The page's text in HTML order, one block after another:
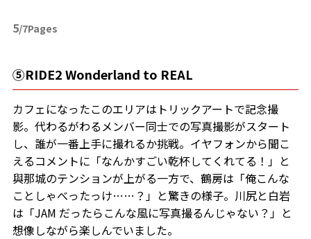
5/7Pages
⑤RIDE2 Wonderland to REAL
カフェになったこのエリアはトリックアートで記念撮
影。代わるがわるメンバー同士での写真撮影がスタート
し、誰が一番上手に撮れるか挑戦。イヤフォンから聞こ
えるコメントに「なんかすごい乾杯してくれてる！」と
與那城のテンションが上がる一方で、鶴房は「俺こんな
ことしゃべったっけ……？」と驚きの様子。川尻と白岩
は「JAM だったらこんな風に写真撮るんじゃない？」と
想像しながら楽しんでいました。